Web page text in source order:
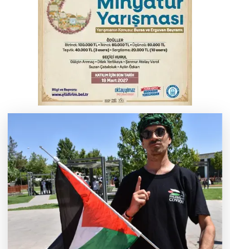
İnegöl’de yangın paniği! Apartmana
sıçrayan alevler söndürüldü
6. Perseid Meteor Yağmuru Gözlem
Etkinliği Karacabey'de gökyüzü
tutkunlarını buluşturacak
Fetih coşkusu Keles'e taşındı